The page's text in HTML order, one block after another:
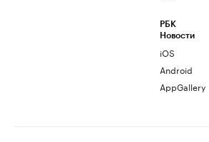
РБК
Новости
iOS
Android
AppGallery